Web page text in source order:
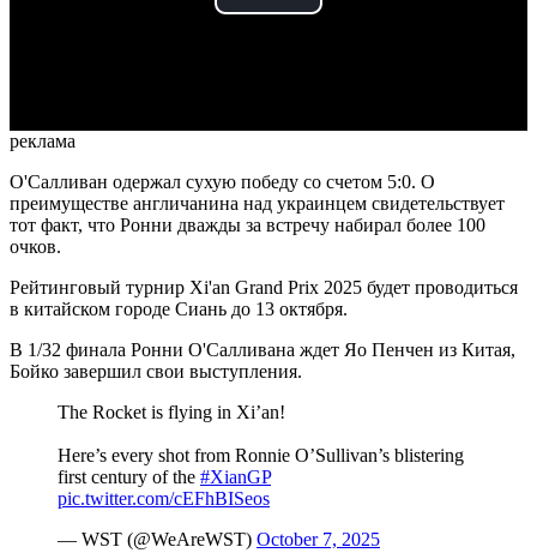
Play
реклама
О'Салливан одержал сухую победу со счетом 5:0. О
преимуществе англичанина над украинцем свидетельствует
тот факт, что Ронни дважды за встречу набирал более 100
очков.
Рейтинговый турнир Xi'an Grand Prix 2025 будет проводиться
в китайском городе Сиань до 13 октября.
В 1/32 финала Ронни О'Салливана ждет Яо Пенчен из Китая,
Бойко завершил свои выступления.
The Rocket is flying in Xi’an!
Here’s every shot from Ronnie O’Sullivan’s blistering
first century of the #XianGP
pic.twitter.com/cEFhBISeos
— WST (@WeAreWST) October 7, 2025